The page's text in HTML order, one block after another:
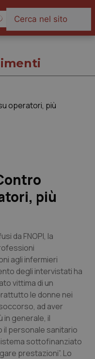
più
da FNOPI, la
agli infermieri
degli intervistati ha
vittima di un
le donne nei
ad aver
in generale, il
personale sanitario
sottofinanziato
prestazioni”. Lo